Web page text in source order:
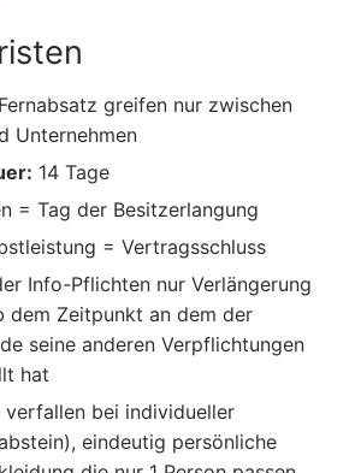
greifen nur zwischen
Unternehmen
14 Tage
= Tag der Besitzerlangung
= Vertragsschluss
Info-Pflichten nur Verlängerung
dem Zeitpunkt an dem der
seine anderen Verpflichtungen
hat
bei individueller
eindeutig persönliche